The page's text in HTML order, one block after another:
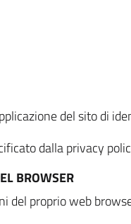
del sito di
dalla privacy
BROWSER
proprio web